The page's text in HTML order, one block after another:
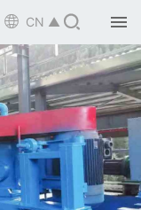
CN ▲ 
 首页
 选矿设备
 配件耗材
 解决方案